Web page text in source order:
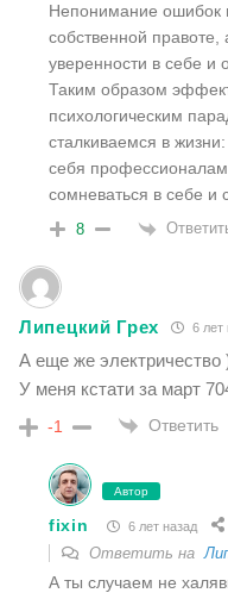
Непонимание ошибок
собственной
уверенности в себе и
Таким образом
психологическим
сталкиваемся в
себя
сомневаться в себе и
8
Липецкий Грех 6 лет
А еще же электричество
У меня кстати за март
-1 Ответить
Автор
fixin 6 лет назад
Ответить на
А ты случаем не